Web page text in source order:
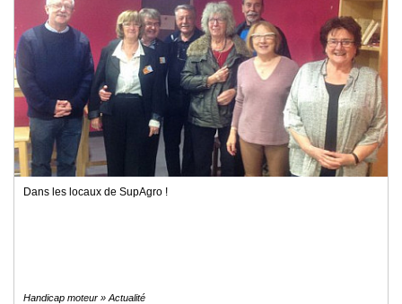
Dans les locaux de SupAgro !
Handicap moteur » Actualité